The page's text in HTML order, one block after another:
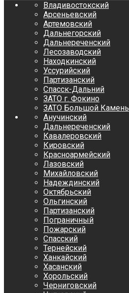
Владивостокский
Арсеньевский
Артемовский
Дальнегорский
Дальнереченский
Лесозаводский
Находкинский
Уссурийский
Партизанский
Спасск-Дальний
ЗАТО г. Фокино
ЗАТО Большой Камень
Анучинский
Дальнереченский
Кавалеровский
Кировский
Красноармейский
Лазовский
Михайловский
Надеждинский
Октябрьский
Ольгинский
Партизанский
Пограничный
Пожарский
Спасский
Тернейский
Ханкайский
Хасанский
Хорольский
Черниговский